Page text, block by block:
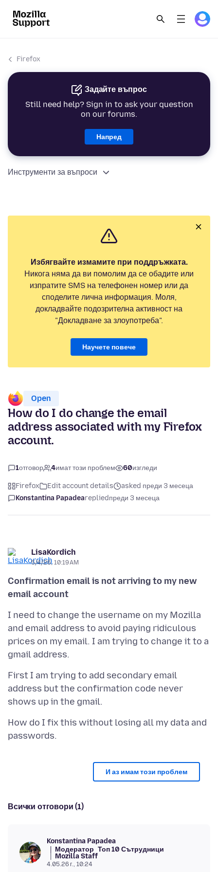
Firefox
Задайте въпрос
Still need help? Sign in to ask your question
on our forums.
Напред
Инструменти за въпроси
Избягвайте измамите при поддръжката.
Никога няма да ви помолим да се обадите или
изпратите SMS на телефонен номер или да
споделите лична информация. Моля,
докладвайте подозрителна активност на
"Докладване за злоупотреба".
Научете повече
Open
How do I do change the email
address associated with my Firefox
account.
1отговор 4имат този проблем 60изгледи
Firefox Edit account details
asked преди 3 месеца
Konstantina Papadearepliedпреди 3 месеца
LisaKordich
5/4/26, 10:19 AM
Confirmation email is not arriving to my new
email account
I need to change the username on my Mozilla
and email address to avoid paying ridiculous
prices on my email. I am trying to change it to a
First I am trying to add secondary email
address but the confirmation code never
How do I fix this without losing all my data and
И аз имам този проблем
Всички отговори (1)
Konstantina Papadea
Модератор Топ 10 Сътрудници
Mozilla Staff
4.05.26 г., 10:24